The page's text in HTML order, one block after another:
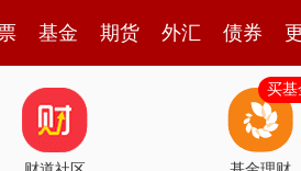
基金 期货 外汇 债券
买基